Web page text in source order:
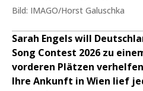
Bild: IMAGO/Horst Galuschka
Sarah Engels will
Song Contest 2026 zu
vorderen Plätzen
Ihre Ankunft in Wien lief